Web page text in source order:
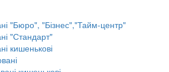
"Бюро", "Бізнес","Тайм-центр"
"Стандарт"
кишенькові